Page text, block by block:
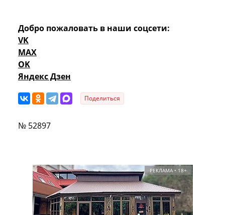
Добро пожаловать в наши соцсети:
VK
MAX
OK
Яндекс Дзен
Поделиться
№ 52897
РЕКЛАМА • 18+